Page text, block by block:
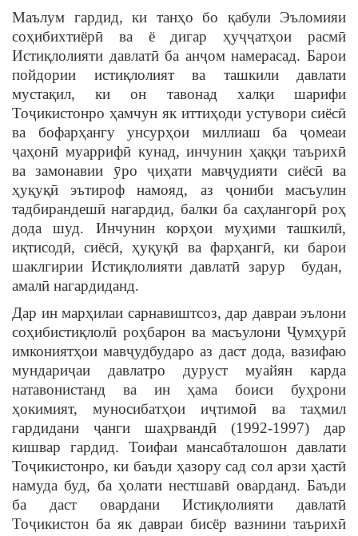
Маълум гардид, ки танҳо бо қабули Эъломияи
соҳибихтиёрӣ ва ё дигар ҳуҷҷатҳои расмӣ
Истиқлолияти давлатӣ ба анҷом намерасад. Барои
пойдории истиқлолият ва ташкили давлати
мустақил, ки он тавонад халқи шарифи
Тоҷикистонро ҳамчун як иттиҳоди устувори сиёсӣ
ва бофарҳангу унсурҳои миллиаш ба ҷомеаи
ҷаҳонӣ муаррифӣ кунад, инчунин ҳаққи таърихӣ
ва замонавии ӯро ҷиҳати мавҷудияти сиёсӣ ва
ҳуқуқӣ эътироф намояд, аз ҷониби масъулин
тадбирандешӣ нагардид, балки ба саҳлангорӣ роҳ
дода шуд. Инчунин корҳои муҳими ташкилӣ,
иқтисодӣ, сиёсӣ, ҳуқуқӣ ва фарҳангӣ, ки барои
шаклгирии Истиқлолияти давлатӣ зарур будан,
амалӣ нагардиданд.
Дар ин марҳилаи сарнавиштсоз, дар давраи эълони
соҳибистиқлолӣ роҳбарон ва масъулони Ҷумҳурӣ
имкониятҳои мавҷудбударо аз даст дода, вазифаю
мундариҷаи давлатро дуруст муайян карда
натавонистанд ва ин ҳама боиси буҳрони
ҳокимият, муносибатҳои иҷтимоӣ ва таҳмил
гардидани ҷанги шаҳрвандӣ (1992-1997) дар
кишвар гардид. Тоифаи мансабталошон давлати
Тоҷикистонро, ки баъди ҳазору сад сол арзи ҳастӣ
намуда буд, ба ҳолати нестшавӣ оварданд. Баъди
ба даст овардани Истиқлолияти давлатӣ
Тоҷикистон ба як давраи бисёр вазнини таърихӣ